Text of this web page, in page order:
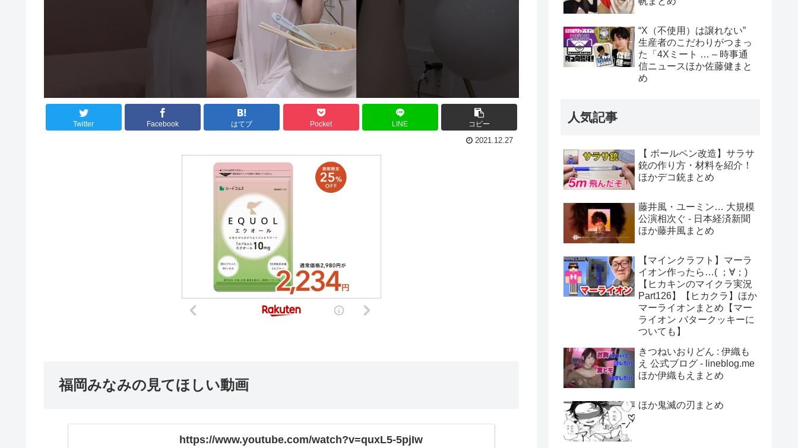
Twitter Facebook はてブ Pocket LINE コピー
2021.12.27
福岡みなみの見てほしい動画
https://www.youtube.com/watch?v=quxL5-5pjIw
“X（不使用）は譲れない”
生産者のこだわりがつまっ
た「4Xミート … – 時事通
信ニュースほか佐藤健まと
め
人気記事
【 ボールペン改造】サラサ
銃の作り方・材料を紹介！
ほかデコ銃まとめ
藤井風・ユーミン… 大規模
公演相次ぐ - 日本経済新聞
ほか藤井風まとめ
【マインクラフト】マーラ
イオン作ったら…( ；∀；)
【ヒカキンのマイクラ実況
Part126】【ヒカクラ】ほか
マーライオンまとめ【マー
ライオン バタークッキーに
ついても】
きつねいおりどん : 伊織も
え 公式ブログ - lineblog.me
ほか伊織もえまとめ
ほか鬼滅の刃まとめ